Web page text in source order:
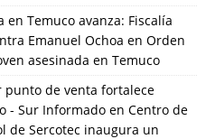
en Temuco avanza: Fiscalía
Emanuel Ochoa en Orden
asesinada en Temuco
punto de venta fortalece
- Sur Informado en Centro de
de Sercotec inaugura un